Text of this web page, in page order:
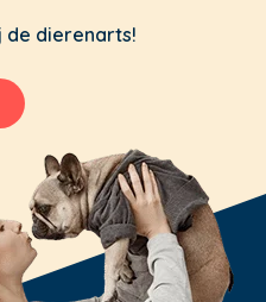
de dierenarts!